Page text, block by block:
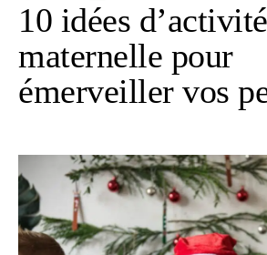
10 idées
maternelle pour
émerveiller vos